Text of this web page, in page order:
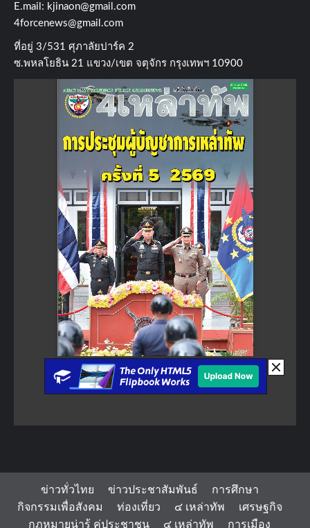
E.mail: kjinaon@gmail.com
4forcenews@gmail.com
ที่อยู่​ 3/531​ ศุภาลัยปาร์ค​ 2
ซ.พหลโยธิน​ 21​ แขวง/เขต​ จตุจักร​ กรุงเทพฯ 10900
ข่าวทั่วไทย ข่าวประชาสัมพันธ์
การศึกษา
กิจกรรมเพื่อสังคม
ท่องเที่ยว ๔ เหล่าทัพ
เศรษฐกิจ
กฏหมายน่ารู้ คู่ประชาชน
๔ เหล่าทัพ การเมือง